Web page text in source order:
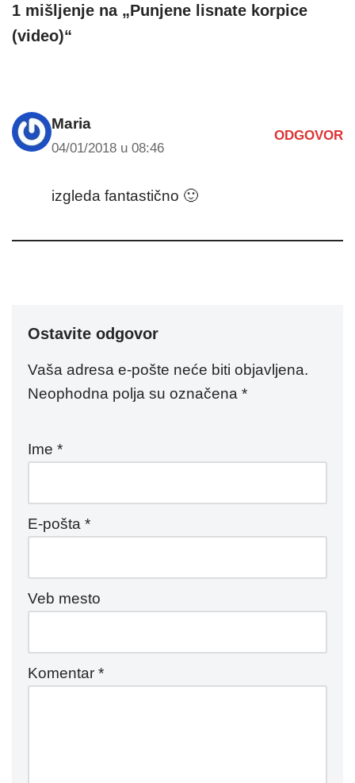
1 mišljenje na „Punjene lisnate korpice
(video)“
Maria
04/01/2018 u 08:46
ODGOVOR
izgleda fantastično 🙂
Ostavite odgovor
Vaša adresa e-pošte neće biti objavljena.
Neophodna polja su označena *
Ime *
E-pošta *
Veb mesto
Komentar *